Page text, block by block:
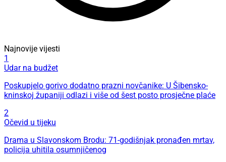
Najnovije vijesti
1
Udar na budžet
Poskupjelo gorivo dodatno prazni novčanike: U Šibensko-
kninskoj županiji odlazi i više od šest posto prosječne plaće
2
Očevid u tijeku
Drama u Slavonskom Brodu: 71-godišnjak pronađen mrtav,
policija uhitila osumnjičenog